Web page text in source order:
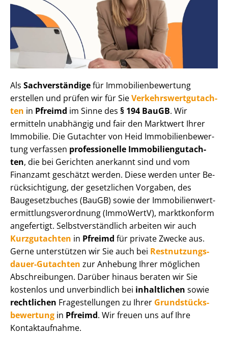
Als Sachverständigefür Im­mo­bi­li­en­be­wer­tung
erstellen und prüfen wir für SieVer­kehrs­wert­gut­ach­
ten in Pfreimd im Sinne des § 194 BauGB. Wir
ermitteln unabhängig und fair den Marktwert Ihrer
Immobilie. Die Gutachter von Heid Im­mo­bi­li­en­be­wer­
tung verfassen professionelle Im­mo­bi­li­en­gut­ach­
ten, die bei Gerichten anerkannt sind und vom
Finanzamt geschätzt werden. Diese werden unter Be­
rück­sich­ti­gung, der gesetzlichen Vorgaben, des
Baugesetzbuches (BauGB) sowie der Im­mo­bi­li­en­wert­
ermitt­lungs­ver­ord­nung (ImmoWertV), marktkonform
angefertigt. Selbst­ver­ständ­lich arbeiten wir auch
Kurzgutachten in Pfreimd für private Zwecke aus.
Gerne unterstützen wir Sie auch bei Rest­nut­zungs­
dau­er-Gutachten zur Anhebung Ihrer möglichen
Abschreibungen. Darüber hinaus beraten wir Sie
kostenlos und unverbindlich bei inhaltlichen sowie
rechtlichen Fragestellungen zu Ihrer Grund­stücks­
be­wer­tung in Pfreimd. Wir freuen uns auf Ihre
Kontaktaufnahme.